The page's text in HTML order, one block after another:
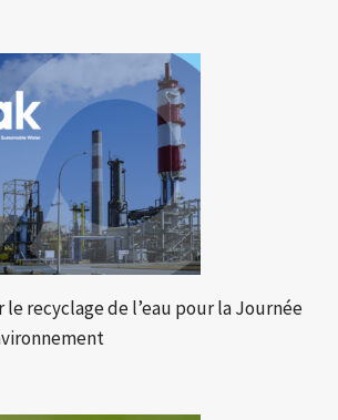
le recyclage de l’eau pour la Journée